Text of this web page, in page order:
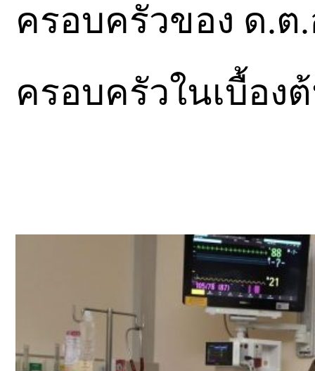
ครอบครัวของ ด.ต
ครอบครัวในเบื้อง